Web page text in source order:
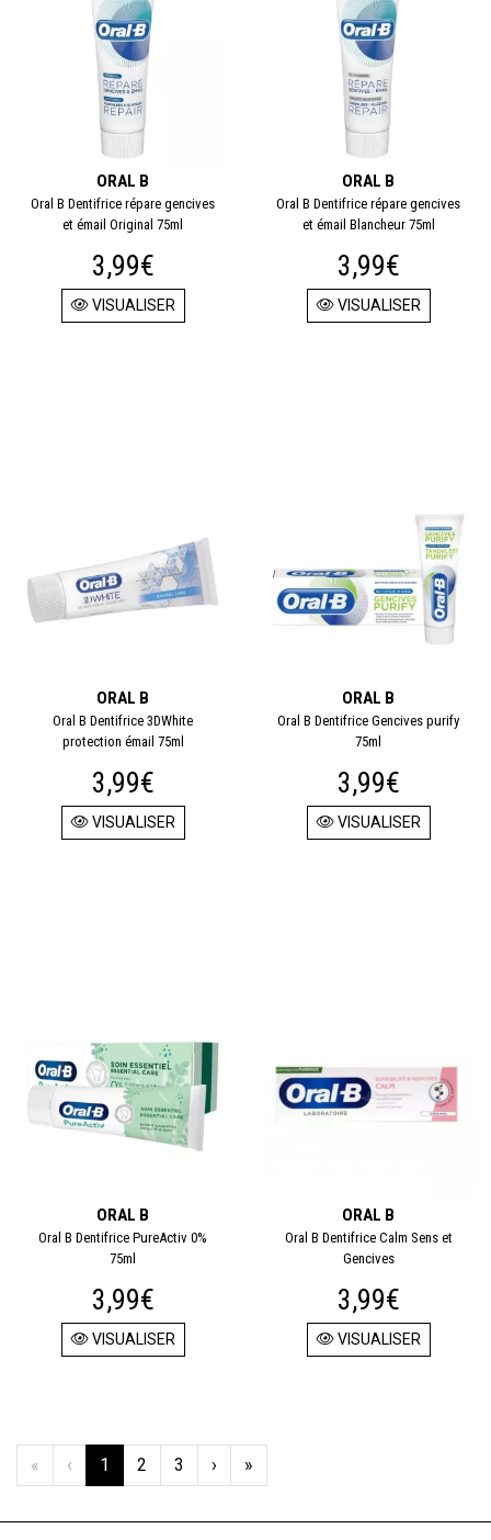
ORAL B
Oral B Dentifrice répare gencives
et émail Original 75ml
3,99€
VISUALISER
ORAL B
Oral B Dentifrice répare gencives
et émail Blancheur 75ml
3,99€
VISUALISER
ORAL B
Oral B Dentifrice 3DWhite
protection émail 75ml
3,99€
VISUALISER
ORAL B
Oral B Dentifrice Gencives purify
75ml
3,99€
VISUALISER
ORAL B
Oral B Dentifrice PureActiv 0%
75ml
3,99€
VISUALISER
ORAL B
Oral B Dentifrice Calm Sens et
Gencives
3,99€
VISUALISER
« ‹ 1 2 3 › »